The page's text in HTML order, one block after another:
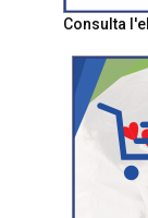
Consulta